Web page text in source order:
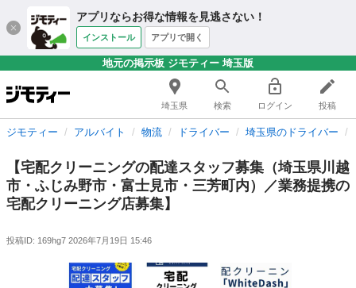
アプリならお得な情報を見逃さない！
インストール アプリで開く
地元の掲示板 ジモティー 埼玉版
埼玉県 検索 ログイン 投稿
ジモティー アルバイト 物流 ドライバー 埼玉県のドライバー
【宅配クリーニングの配達スタッフ募集（埼玉県川越
市・ふじみ野市・富士見市・三芳町内）／業務提携の
宅配クリーニング店募集】
投稿ID: 169hg7 2026年7月19日 15:46